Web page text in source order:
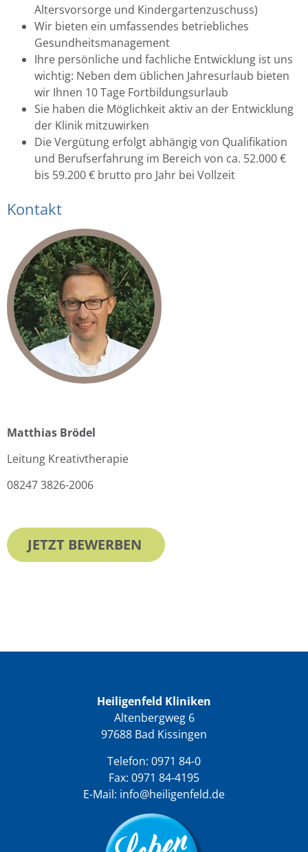
Altersvorsorge und Kindergartenzuschuss)
Wir bieten ein umfassendes betriebliches
Gesundheitsmanagement
Ihre persönliche und fachliche Entwicklung ist uns
wichtig: Neben dem üblichen Jahresurlaub bieten
wir Ihnen 10 Tage Fortbildungsurlaub
Sie haben die Möglichkeit aktiv an der Entwicklung
der Klinik mitzuwirken
Die Vergütung erfolgt abhängig von Qualifikation
und Berufserfahrung im Bereich von ca. 52.000 €
bis 59.200 € brutto pro Jahr bei Vollzeit
Kontakt
Matthias Brödel
Leitung Kreativtherapie
08247 3826-2006
JETZT BEWERBEN
Heiligenfeld Kliniken
Altenbergweg 6
97688 Bad Kissingen
Telefon: 0971 84-0
Fax: 0971 84-4195
E-Mail: info@heiligenfeld.de